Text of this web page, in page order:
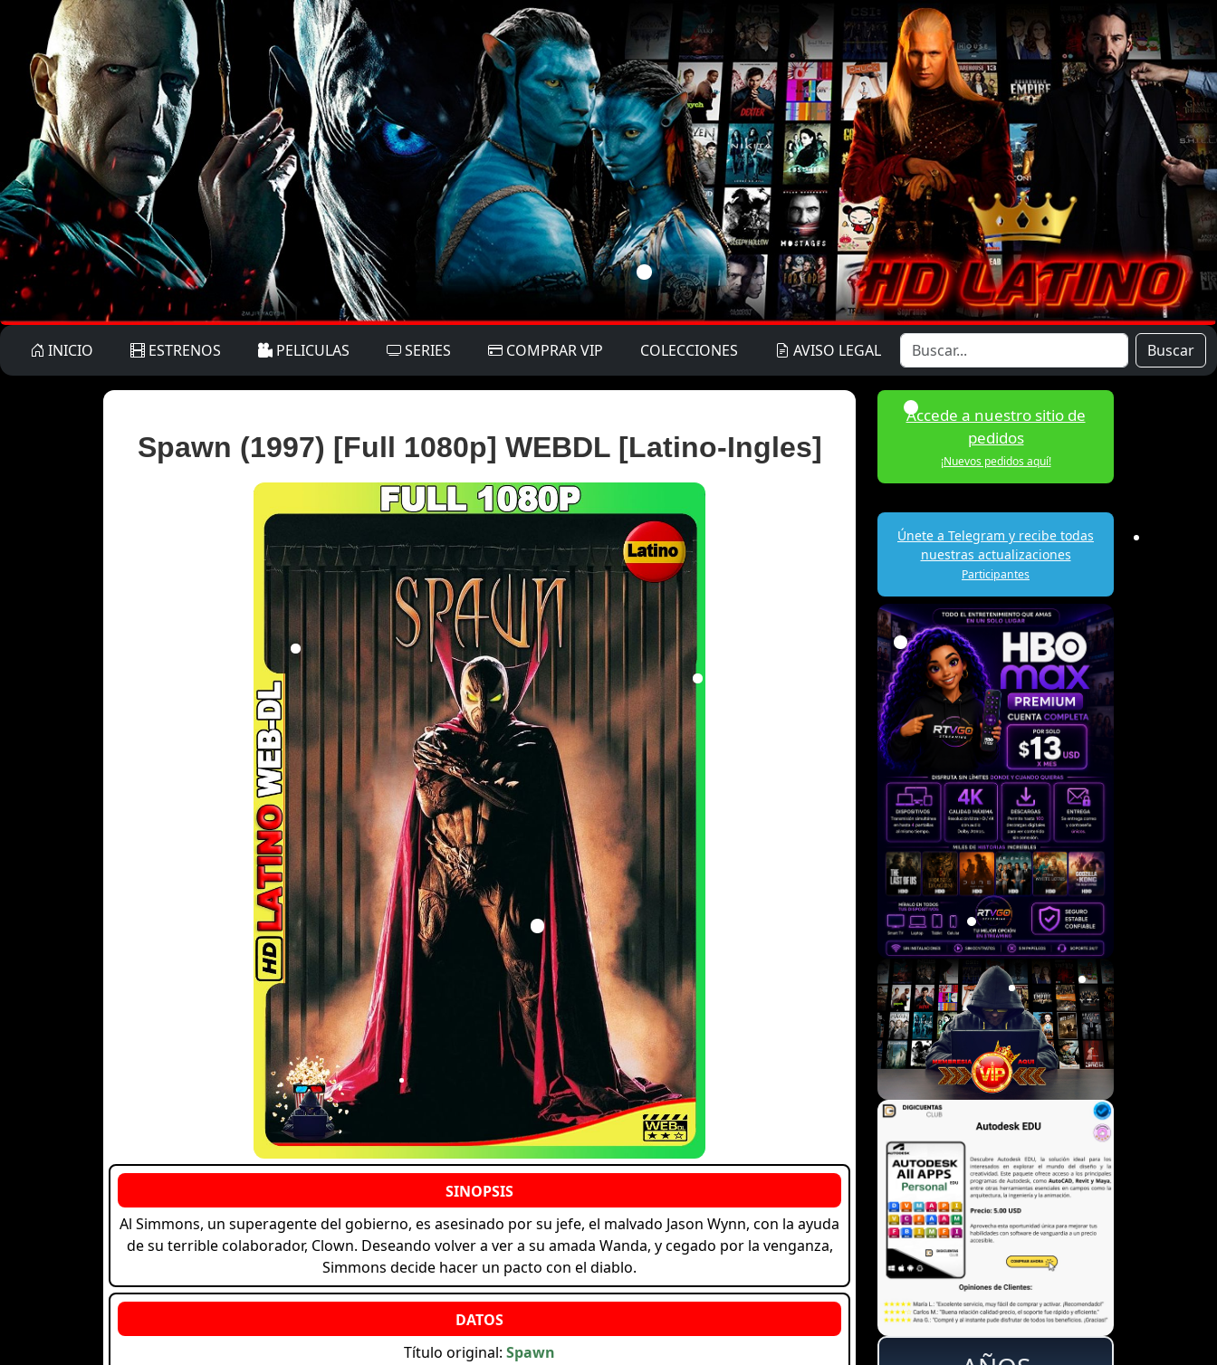
INICIO ESTRENOS PELICULAS SERIES COMPRAR VIP COLECCIONES AVISO LEGAL Buscar
Spawn (1997) [Full 1080p] WEBDL [Latino-Ingles]
Al Simmons, un superagente del gobierno, es asesinado por su jefe, el malvado Jason Wynn, con la ayuda
de su terrible colaborador, Clown. Deseando volver a ver a su amada Wanda, y cegado por la venganza,
Simmons decide hacer un pacto con el diablo.
Título original: Spawn
Accede a nuestro sitio de
pedidos
¡Nuevos pedidos aquí!
Únete a Telegram y recibe todas
nuestras actualizaciones
Participantes